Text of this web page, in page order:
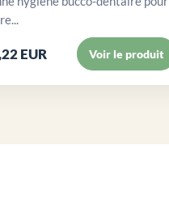
EUR Voir le produit